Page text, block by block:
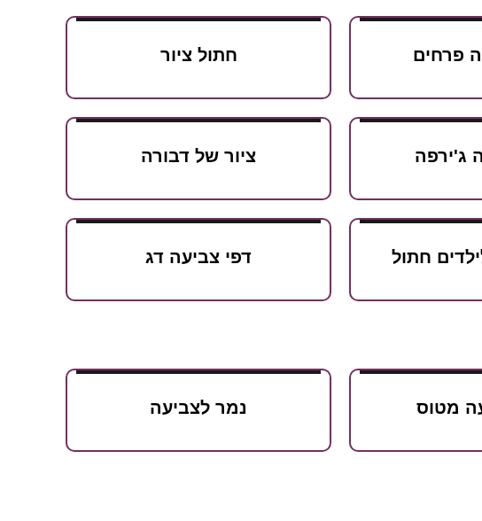
פרחים חתול ציור
ג'ירפה ציור של דבורה
חתול דפי צביעה דג
מטוס נמר לצביעה